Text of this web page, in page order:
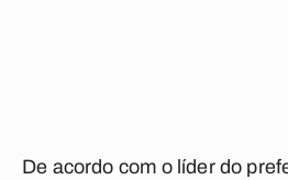
De acordo com o líder do